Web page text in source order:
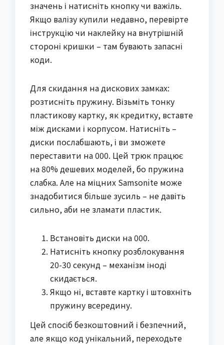
значень і натисніть кнопку чи важіль.
Якщо валізу купили недавно, перевірте
інструкцію чи наклейку на внутрішній
стороні кришки – там бувають запасні
коди.
Для скидання на дискових замках:
розтисніть пружину. Візьміть тонку
пластикову картку, як кредитку, вставте
між дисками і корпусом. Натисніть –
диски послабшають, і ви зможете
переставити на 000. Цей трюк працює
на 80% дешевих моделей, бо пружина
слабка. Але на міцних Samsonite може
знадобитися більше зусиль – не давіть
сильно, аби не зламати пластик.
Встановіть диски на 000.
Натисніть кнопку розблокування
20-30 секунд – механізм іноді
скидається.
Якщо ні, вставте картку і штовхніть
пружину всередину.
Цей спосіб безкоштовний і безпечний,
але якщо код унікальний, переходьте